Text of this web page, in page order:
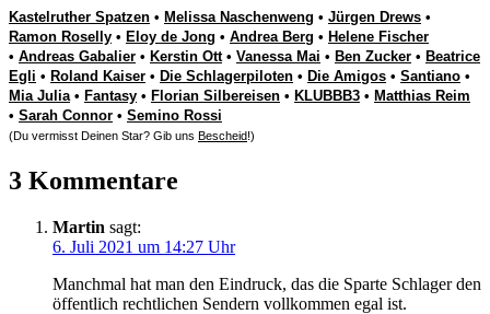
Kastelruther Spatzen • Melissa Naschenweng • Jürgen Drews •
Ramon Roselly • Eloy de Jong • Andrea Berg • Helene Fischer
• Andreas Gabalier • Kerstin Ott• Vanessa Mai • Ben Zucker • Beatrice
Egli • Roland Kaiser • Die Schlagerpiloten • Die Amigos • Santiano •
Mia Julia • Fantasy • Florian Silbereisen • KLUBBB3 • Matthias Reim
• Sarah Connor • Semino Rossi
(Du vermisst Deinen Star? Gib uns Bescheid!)
3 Kommentare
Martin sagt:
6. Juli 2021 um 14:27 Uhr
Manchmal hat man den Eindruck, das die Sparte Schlager den
öffentlich rechtlichen Sendern vollkommen egal ist.